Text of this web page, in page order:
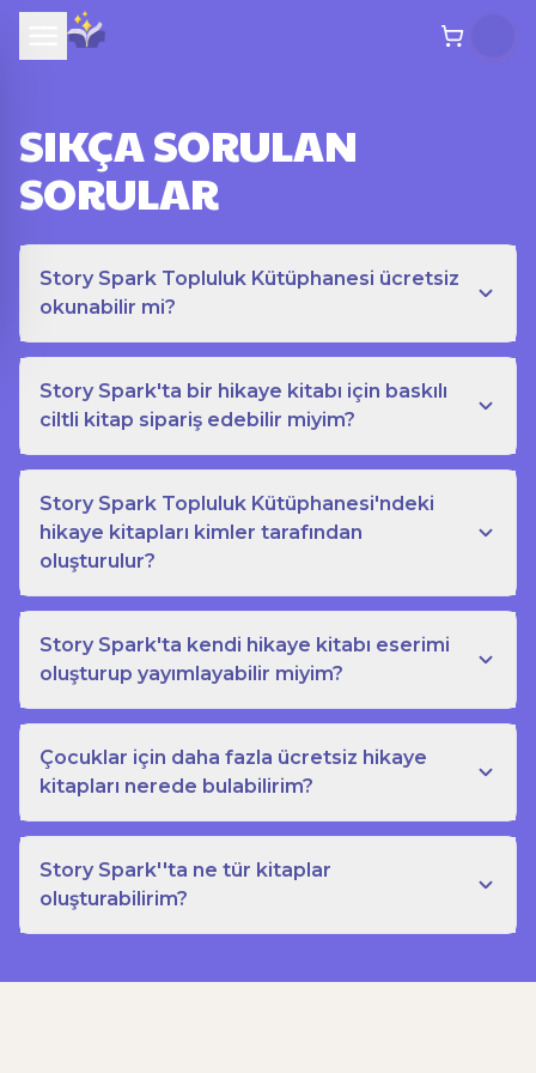
SIKÇA SORULAN
SORULAR
Story Spark Topluluk Kütüphanesi ücretsiz
okunabilir mi?
Story Spark'ta bir hikaye kitabı için baskılı
ciltli kitap sipariş edebilir miyim?
Story Spark Topluluk Kütüphanesi'ndeki
hikaye kitapları kimler tarafından
oluşturulur?
Story Spark'ta kendi hikaye kitabı eserimi
oluşturup yayımlayabilir miyim?
Çocuklar için daha fazla ücretsiz hikaye
kitapları nerede bulabilirim?
Story Spark''ta ne tür kitaplar
oluşturabilirim?